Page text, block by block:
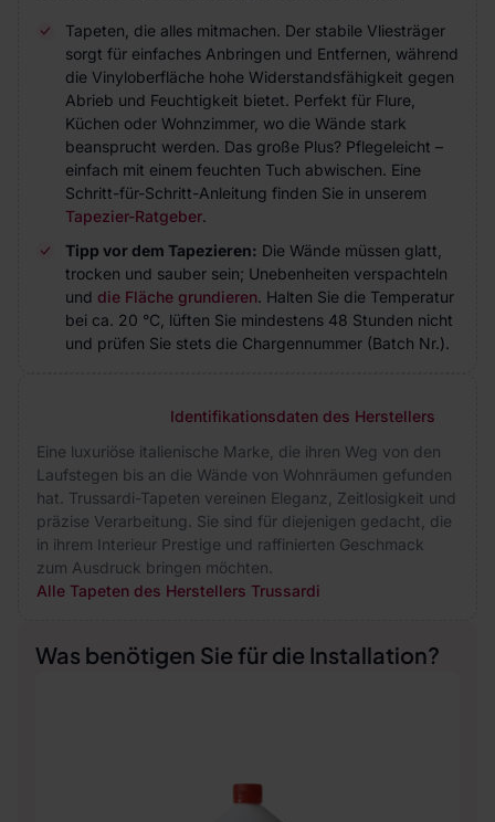
Tapeten, die alles mitmachen. Der stabile Vliesträger
sorgt für einfaches Anbringen und Entfernen, während
die Vinyloberfläche hohe Widerstandsfähigkeit gegen
Abrieb und Feuchtigkeit bietet. Perfekt für Flure,
Küchen oder Wohnzimmer, wo die Wände stark
beansprucht werden. Das große Plus? Pflegeleicht –
einfach mit einem feuchten Tuch abwischen. Eine
Schritt-für-Schritt-Anleitung finden Sie in unserem
Tapezier-Ratgeber.
Tipp vor dem Tapezieren: Die Wände müssen glatt,
trocken und sauber sein; Unebenheiten verspachteln
und die Fläche grundieren. Halten Sie die Temperatur
bei ca. 20 °C, lüften Sie mindestens 48 Stunden nicht
und prüfen Sie stets die Chargennummer (Batch Nr.).
Identifikationsdaten des Herstellers
Eine luxuriöse italienische Marke, die ihren Weg von den
Laufstegen bis an die Wände von Wohnräumen gefunden
hat. Trussardi-Tapeten vereinen Eleganz, Zeitlosigkeit und
präzise Verarbeitung. Sie sind für diejenigen gedacht, die
in ihrem Interieur Prestige und raffinierten Geschmack
zum Ausdruck bringen möchten.
Alle Tapeten des Herstellers Trussardi
Was benötigen Sie für die Installation?